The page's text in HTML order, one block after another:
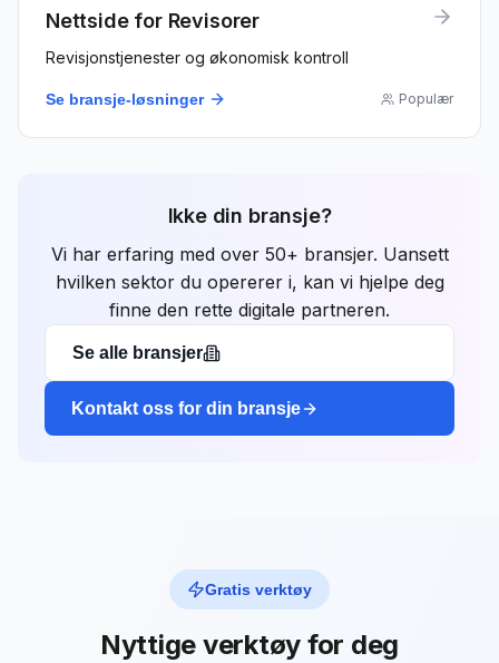
Nettside for Revisorer
Revisjonstjenester og økonomisk kontroll
Se bransje-løsninger Populær
Ikke din bransje?
Vi har erfaring med over 50+ bransjer. Uansett
hvilken sektor du opererer i, kan vi hjelpe deg
finne den rette digitale partneren.
Se alle bransjer
Kontakt oss for din bransje
Gratis verktøy
Nyttige verktøy for deg